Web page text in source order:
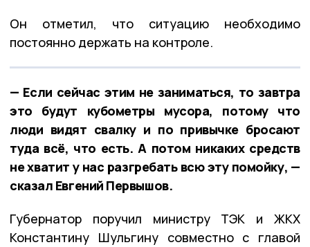
Он отметил, что ситуацию необходимо
постоянно держать на контроле.
— Если сейчас этим не заниматься, то завтра
это будут кубометры мусора, потому что
люди видят свалку и по привычке бросают
туда всё, что есть. А потом никаких средств
не хватит у нас разгребать всю эту помойку, —
сказал Евгений Первышов.
Губернатор поручил министру ТЭК и ЖКХ
Константину Шульгину совместно с главой